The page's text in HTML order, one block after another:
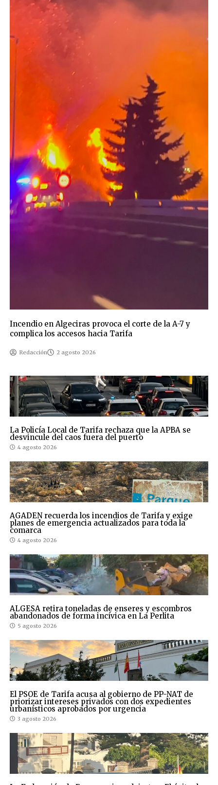
Incendio en Algeciras provoca el corte de la A-7 y
complica los accesos hacia Tarifa
Redacción 2 agosto 2026
La Policía Local de Tarifa rechaza que la APBA se
desvincule del caos fuera del puerto
4 agosto 2026
AGADEN recuerda los incendios de Tarifa y exige
planes de emergencia actualizados para toda la
comarca
4 agosto 2026
ALGESA retira toneladas de enseres y escombros
abandonados de forma incívica en La Perlita
5 agosto 2026
El PSOE de Tarifa acusa al gobierno de PP-NAT de
priorizar intereses privados con dos expedientes
urbanísticos aprobados por urgencia
3 agosto 2026